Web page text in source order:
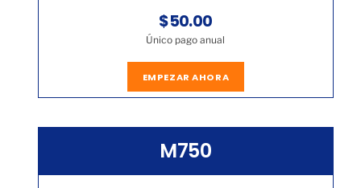
$50.00
Único pago anual
EMPEZAR AHORA
M750